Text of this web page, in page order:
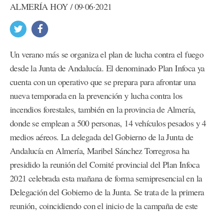
ALMERÍA HOY / 09·06·2021
Un verano más se organiza el plan de lucha contra el fuego
desde la Junta de Andalucía. El denominado Plan Infoca ya
cuenta con un operativo que se prepara para afrontar una
nueva temporada en la prevención y lucha contra los
incendios forestales, también en la provincia de Almería,
donde se emplean a 500 personas, 14 vehículos pesados y 4
medios aéreos. La delegada del Gobierno de la Junta de
Andalucía en Almería, Maribel Sánchez Torregrosa ha
presidido la reunión del Comité provincial del Plan Infoca
2021 celebrada esta mañana de forma semipresencial en la
Delegación del Gobierno de la Junta. Se trata de la primera
reunión, coincidiendo con el inicio de la campaña de este